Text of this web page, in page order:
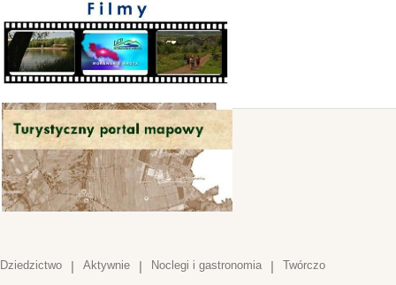
Dziedzictwo | Aktywnie | Noclegi i gastronomia | Twórczo